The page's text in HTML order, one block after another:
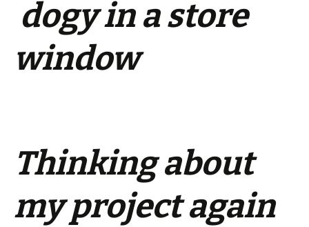
dogy in a store
window
Thinking about
my project again